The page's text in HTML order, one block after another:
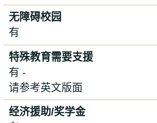
无障碍校园
有
特殊教育需要支援
有 -
请参考英文版面
经济援助/奖学金